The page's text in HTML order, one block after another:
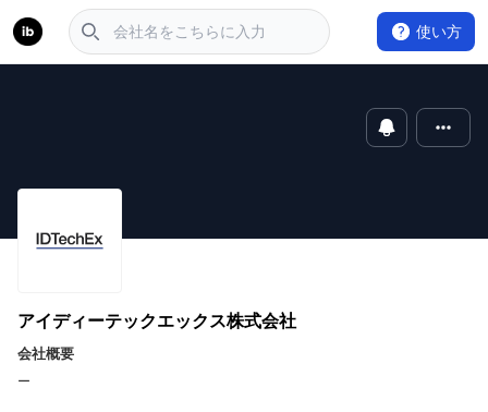
使い方
アイディーテックエックス株式会社
会社概要
ー